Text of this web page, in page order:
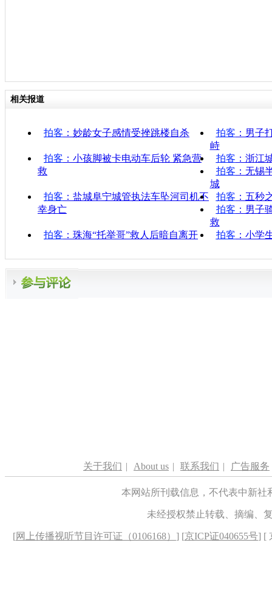
相关报道
拍客 ：妙龄女子感情受挫跳楼自杀 拍客 ：男子
峙
拍客 ：小孩脚被卡电动车后轮 紧急营
救
拍客 ：浙江
拍客 ：无锡
城
拍客 ：盐城阜宁城管执法车坠河司机不
幸身亡
拍客 ：五秒
拍客 ：男子
救
拍客 ：珠海“托举哥”救人后暗自离开 拍客 ：小学
关于我们 | About us | 联系我们 | 广告服务
本网站所刊载信息，不代表中新
未经授权禁止转载、摘编、
[网上传播视听节目许可证（0106168） ] [京ICP证040655号] [